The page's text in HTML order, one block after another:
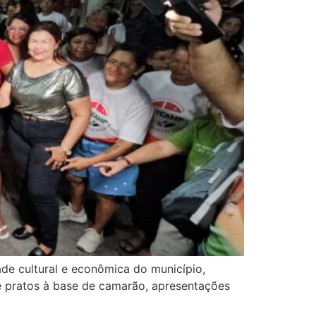
cultural e econômica do município,
à base de camarão, apresentações